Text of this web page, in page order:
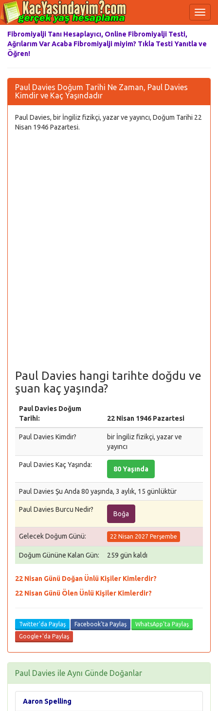
Fibromiyalji Tanı Hesaplayıcı, Online Fibromiyalji Testi,
Ağrılarım Var Acaba Fibromiyalji miyim? Tıkla Testi Yanıtla ve
Öğren!
Paul Davies Doğum Tarihi Ne Zaman, Paul Davies
Kimdir ve Kaç Yaşındadır
Paul Davies, bir İngiliz fizikçi, yazar ve yayıncı, Doğum Tarihi 22
Nisan 1946 Pazartesi.
Paul Davies hangi tarihte doğdu ve
şuan kaç yaşında?
Paul Davies Doğum
Tarihi:
22 Nisan 1946 Pazartesi
Paul Davies Kimdir?
bir İngiliz fizikçi, yazar ve
yayıncı
Paul Davies Kaç Yaşında:
80 Yaşında
Paul Davies Şu Anda 80 yaşında, 3 aylık, 15 günlüktür
Paul Davies Burcu Nedir?
Boğa
Gelecek Doğum Günü: 22 Nisan 2027 Perşembe
Doğum Gününe Kalan Gün: 259 gün kaldı
22 Nisan Günü Doğan Ünlü Kişiler Kimlerdir?
22 Nisan Günü Ölen Ünlü Kişiler Kimlerdir?
Twitter'da Paylaş Facebook'ta Paylaş
WhatsApp'ta Paylaş
Google+'da Paylaş
Paul Davies ile Aynı Günde Doğanlar
Aaron Spelling